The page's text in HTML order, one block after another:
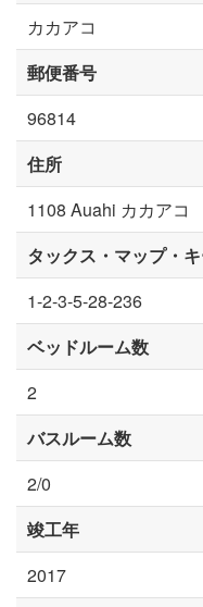
カカアコ
郵便番号
96814
住所
1108 Auahi カカアコ
タックス・マップ・
1-2-3-5-28-236
ベッドルーム数
2
バスルーム数
2/0
竣工年
2017